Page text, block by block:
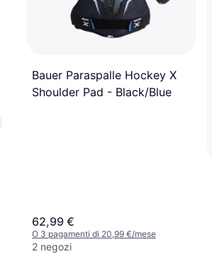
Bauer Paraspalle Hockey X
Shoulder Pad - Black/Blue
62,99 €
O 3 pagamenti di 20,99 €/mese
2 negozi